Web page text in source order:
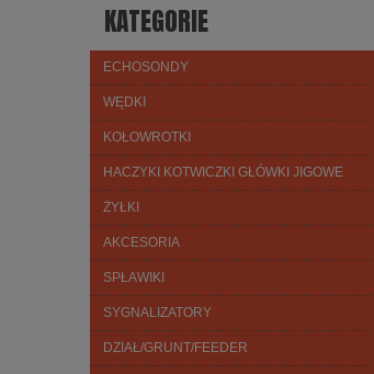
KATEGORIE
ECHOSONDY
WĘDKI
KOŁOWROTKI
HACZYKI KOTWICZKI GŁÓWKI JIGOWE
ŻYŁKI
AKCESORIA
SPŁAWIKI
SYGNALIZATORY
DZIAŁ/GRUNT/FEEDER